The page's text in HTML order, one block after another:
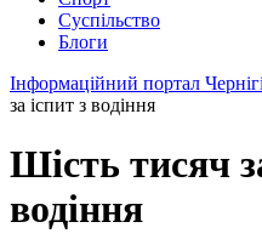
Суспільство
Блоги
Інформаційний портал
за іспит з водіння
Шість тисяч
водіння